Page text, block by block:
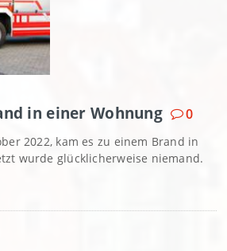
in einer Wohnung 0
2022, kam es zu einem Brand in
wurde glücklicherweise niemand.